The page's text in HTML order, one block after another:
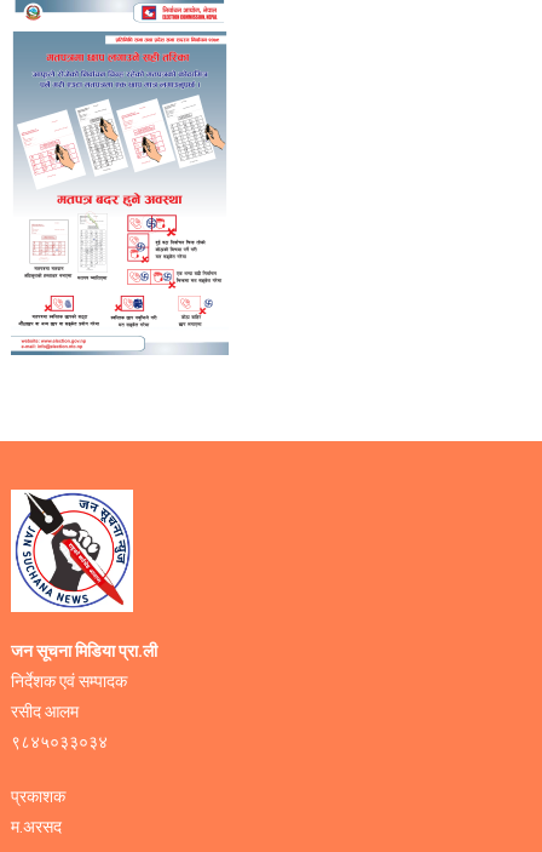
जन सूचना मिडिया प्रा.ली
निर्देशक एवं सम्पादक
रसीद आलम
९८४५०३३०३४
प्रकाशक
म.अरसद